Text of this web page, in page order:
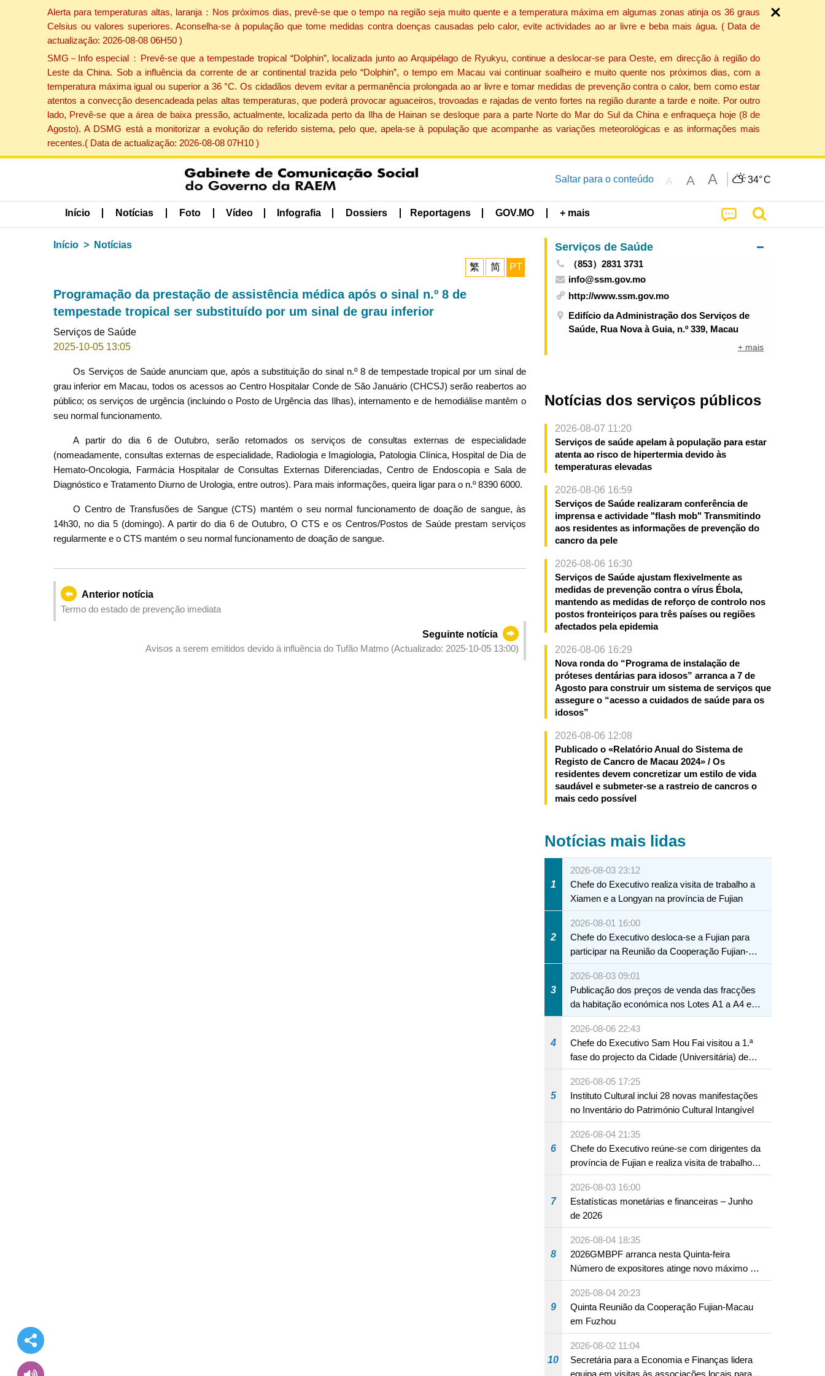
Alerta para temperaturas altas, laranja：Nos próximos dias, prevê-se que o tempo na região seja muito quente e a temperatura máxima em algumas zonas atinja os 36 graus
Celsius ou valores superiores. Aconselha-se à população que tome medidas contra doenças causadas pelo calor, evite actividades ao ar livre e beba mais água. ( Data de
actualização: 2026-08-08 06H50 )
SMG－Info especial：Prevê-se que a tempestade tropical “Dolphin”, localizada junto ao Arquipélago de Ryukyu, continue a deslocar-se para Oeste, em direcção à região do
Leste da China. Sob a influência da corrente de ar continental trazida pelo “Dolphin”, o tempo em Macau vai continuar soalheiro e muito quente nos próximos dias, com a
temperatura máxima igual ou superior a 36 °C. Os cidadãos devem evitar a permanência prolongada ao ar livre e tomar medidas de prevenção contra o calor, bem como estar
atentos a convecção desencadeada pelas altas temperaturas, que poderá provocar aguaceiros, trovoadas e rajadas de vento fortes na região durante a tarde e noite. Por outro
lado, Prevê-se que a área de baixa pressão, actualmente, localizada perto da Ilha de Hainan se desloque para a parte Norte do Mar do Sul da China e enfraqueça hoje (8 de
Agosto). A DSMG está a monitorizar a evolução do referido sistema, pelo que, apela-se à população que acompanhe as variações meteorológicas e as informações mais
recentes.( Data de actualização: 2026-08-08 07H10 )
Saltar para o conteúdo A A A 34°C
Início Notícias Foto Vídeo Infografia Dossiers Reportagens GOV.MO + mais
Início Notícias
繁 简 PT
Programação da prestação de assistência médica após o sinal n.º 8 de
tempestade tropical ser substituído por um sinal de grau inferior
Serviços de Saúde
2025-10-05 13:05
Os Serviços de Saúde anunciam que, após a substituição do sinal n.º 8 de tempestade tropical por um sinal de
grau inferior em Macau, todos os acessos ao Centro Hospitalar Conde de São Januário (CHCSJ) serão reabertos ao
público; os serviços de urgência (incluindo o Posto de Urgência das Ilhas), internamento e de hemodiálise mantêm o
seu normal funcionamento.
A partir do dia 6 de Outubro, serão retomados os serviços de consultas externas de especialidade
(nomeadamente, consultas externas de especialidade, Radiologia e Imagiologia, Patologia Clínica, Hospital de Dia de
Hemato-Oncologia, Farmácia Hospitalar de Consultas Externas Diferenciadas, Centro de Endoscopia e Sala de
Diagnóstico e Tratamento Diurno de Urologia, entre outros). Para mais informações, queira ligar para o n.º 8390 6000.
O Centro de Transfusões de Sangue (CTS) mantém o seu normal funcionamento de doação de sangue, às
14h30, no dia 5 (domingo). A partir do dia 6 de Outubro, O CTS e os Centros/Postos de Saúde prestam serviços
regularmente e o CTS mantém o seu normal funcionamento de doação de sangue.
Anterior notícia
Termo do estado de prevenção imediata
Seguinte notícia
Avisos a serem emitidos devido à influência do Tufão Matmo (Actualizado: 2025-10-05 13:00)
Serviços de Saúde
（853）2831 3731
info@ssm.gov.mo
http://www.ssm.gov.mo
Edifício da Administração dos Serviços de
Saúde, Rua Nova à Guia, n.º 339, Macau
+ mais
Notícias dos serviços públicos
2026-08-07 11:20
Serviços de saúde apelam à população para estar
atenta ao risco de hipertermia devido às
temperaturas elevadas
2026-08-06 16:59
Serviços de Saúde realizaram conferência de
imprensa e actividade "flash mob" Transmitindo
aos residentes as informações de prevenção do
cancro da pele
2026-08-06 16:30
Serviços de Saúde ajustam flexivelmente as
medidas de prevenção contra o vírus Ébola,
mantendo as medidas de reforço de controlo nos
postos fronteiriços para três países ou regiões
afectados pela epidemia
2026-08-06 16:29
Nova ronda do “Programa de instalação de
próteses dentárias para idosos” arranca a 7 de
Agosto para construir um sistema de serviços que
assegure o “acesso a cuidados de saúde para os
idosos”
2026-08-06 12:08
Publicado o «Relatório Anual do Sistema de
Registo de Cancro de Macau 2024» / Os
residentes devem concretizar um estilo de vida
saudável e submeter-se a rastreio de cancros o
mais cedo possível
Notícias mais lidas
1
2026-08-03 23:12
Chefe do Executivo realiza visita de trabalho a
Xiamen e a Longyan na província de Fujian
2
2026-08-01 16:00
Chefe do Executivo desloca-se a Fujian para
participar na Reunião da Cooperação Fujian-
Macau
3
2026-08-03 09:01
Publicação dos preços de venda das fracções
da habitação económica nos Lotes A1 a A4 e
A12 da Zona A dos Novos Aterros
4
2026-08-06 22:43
Chefe do Executivo Sam Hou Fai visitou a 1.ª
fase do projecto da Cidade (Universitária) de
Educação Internacional de Macau e Hengqin
5
2026-08-05 17:25
Instituto Cultural inclui 28 novas manifestações
no Inventário do Património Cultural Intangível
6
2026-08-04 21:35
Chefe do Executivo reúne-se com dirigentes da
província de Fujian e realiza visita de trabalho
em Fuzhou
7
2026-08-03 16:00
Estatísticas monetárias e financeiras – Junho
de 2026
8
2026-08-04 18:35
2026GMBPF arranca nesta Quinta-feira
Número de expositores atinge novo máximo em
18 anos
9
2026-08-04 20:23
Quinta Reunião da Cooperação Fujian-Macau
em Fuzhou
10
2026-08-02 11:04
Secretária para a Economia e Finanças lidera